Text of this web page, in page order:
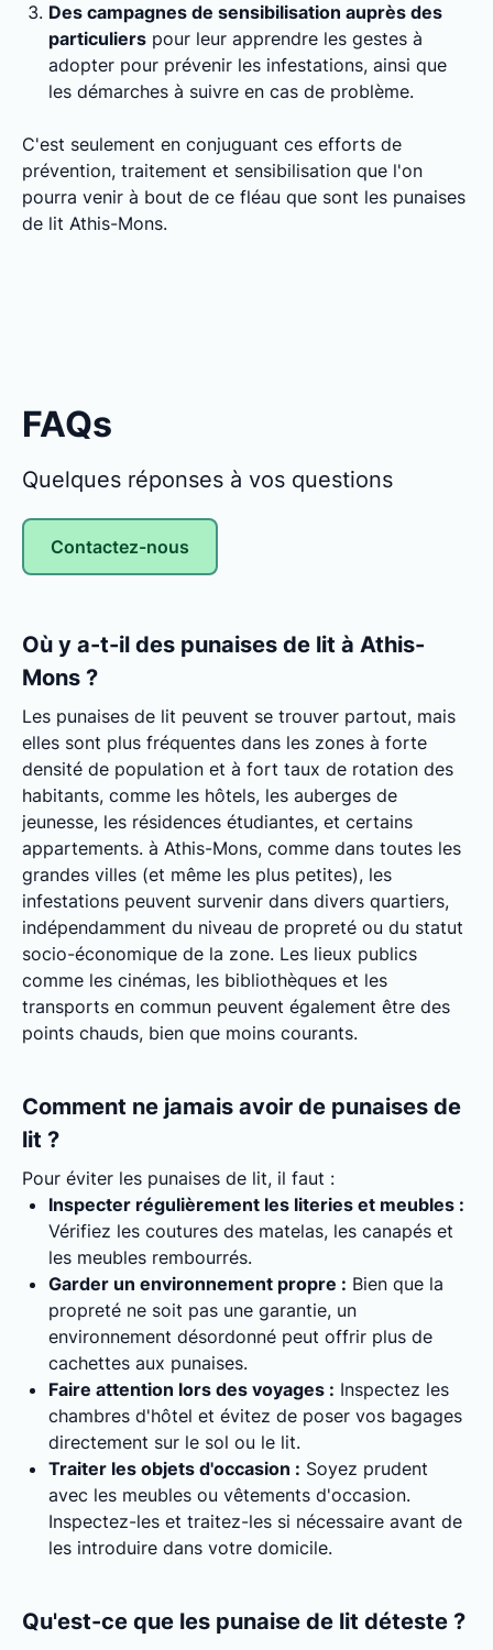
Des campagnes de sensibilisation auprès des
particuliers pour leur apprendre les gestes à
adopter pour prévenir les infestations, ainsi que
les démarches à suivre en cas de problème.
C'est seulement en conjuguant ces efforts de
prévention, traitement et sensibilisation que l'on
pourra venir à bout de ce fléau que sont les punaises
de lit Athis-Mons.
FAQs
Quelques réponses à vos questions
Contactez-nous
Où y a-t-il des punaises de lit à Athis-
Mons ?
Les punaises de lit peuvent se trouver partout, mais
elles sont plus fréquentes dans les zones à forte
densité de population et à fort taux de rotation des
habitants, comme les hôtels, les auberges de
jeunesse, les résidences étudiantes, et certains
appartements. à Athis-Mons, comme dans toutes les
grandes villes (et même les plus petites), les
infestations peuvent survenir dans divers quartiers,
indépendamment du niveau de propreté ou du statut
socio-économique de la zone. Les lieux publics
comme les cinémas, les bibliothèques et les
transports en commun peuvent également être des
points chauds, bien que moins courants.
Comment ne jamais avoir de punaises de
lit ?
Pour éviter les punaises de lit, il faut :
Inspecter régulièrement les literies et meubles :
Vérifiez les coutures des matelas, les canapés et
les meubles rembourrés.
Garder un environnement propre : Bien que la
propreté ne soit pas une garantie, un
environnement désordonné peut offrir plus de
cachettes aux punaises.
Faire attention lors des voyages : Inspectez les
chambres d'hôtel et évitez de poser vos bagages
directement sur le sol ou le lit.
Traiter les objets d'occasion : Soyez prudent
avec les meubles ou vêtements d'occasion.
Inspectez-les et traitez-les si nécessaire avant de
les introduire dans votre domicile.
Qu'est-ce que les punaise de lit déteste ?